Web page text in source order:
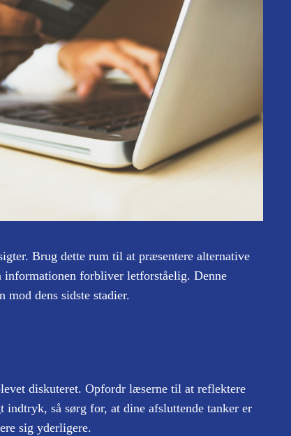
Brug dette rum til at præsentere alternative
informationen forbliver letforståelig. Denne
mod dens sidste stadier.
diskuteret. Opfordr læserne til at reflektere
så sørg for, at dine afsluttende tanker er
sig yderligere.